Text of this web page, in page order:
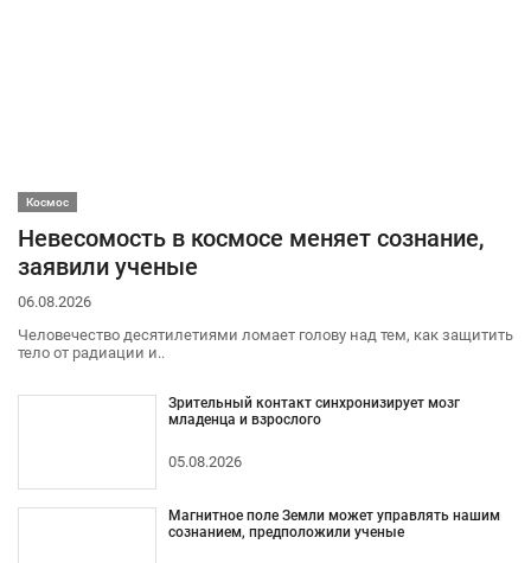
Космос
Невесомость в космосе меняет сознание,
заявили ученые
06.08.2026
Человечество десятилетиями ломает голову над тем, как защитить
тело от радиации и..
Зрительный контакт синхронизирует мозг
младенца и взрослого
05.08.2026
Магнитное поле Земли может управлять нашим
сознанием, предположили ученые